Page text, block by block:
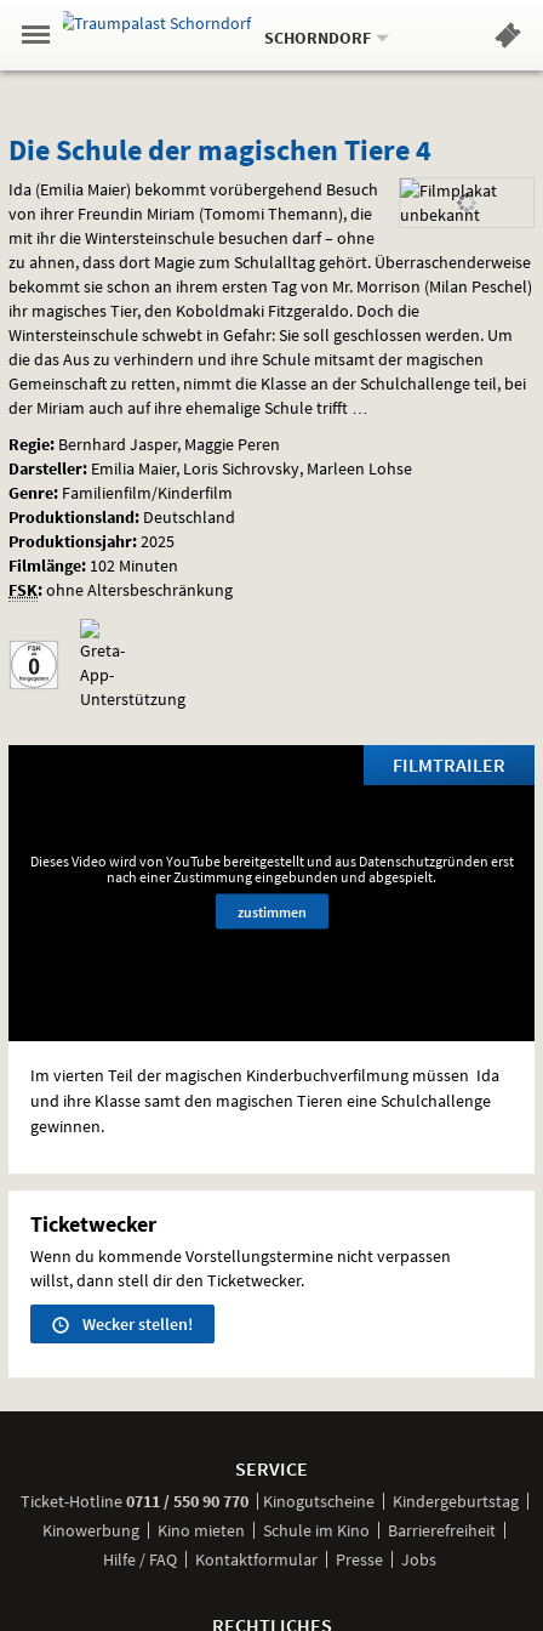
Springe
zum
,zum
.
Navigation
Gehe
zur
Standortauswahl
Standort:
SCHORNDORF.
Hinweis
Die
Schule
der
magischen
Tiere
4
Die Schule der magischen Tiere 4
Ida (Emilia Maier) bekommt vorübergehend Besuch
von ihrer Freundin Miriam (Tomomi Themann), die
mit ihr die Wintersteinschule besuchen darf – ohne
zu ahnen, dass dort Magie zum Schulalltag gehört. Überraschenderweise
bekommt sie schon an ihrem ersten Tag von Mr. Morrison (Milan Peschel)
ihr magisches Tier, den Koboldmaki Fitzgeraldo. Doch die
Wintersteinschule schwebt in Gefahr: Sie soll geschlossen werden. Um
die das Aus zu verhindern und ihre Schule mitsamt der magischen
Gemeinschaft zu retten, nimmt die Klasse an der Schulchallenge teil, bei
der Miriam auch auf ihre ehemalige Schule trifft …
Regie: Bernhard Jasper, Maggie Peren
Darsteller: Emilia Maier, Loris Sichrovsky, Marleen Lohse
Genre: Familienfilm/Kinderfilm
Produktionsland: Deutschland
Produktionsjahr:2025
Filmlänge: 102 Minuten
FSK:ohne Altersbeschränkung
FILMTRAILER
Dieses Video wird von YouTube bereitgestellt und aus Datenschutzgründen erst
nach einer Zustimmung eingebunden und abgespielt.
zustimmen
Im vierten Teil der magischen Kinderbuchverfilmung müssen Ida
und ihre Klasse samt den magischen Tieren eine Schulchallenge
gewinnen.
Ticketwecker
Wenn du kommende Vorstellungstermine nicht verpassen
willst, dann stell dir den Ticketwecker.
Wecker stellen!
SERVICE
Ticket-Hotline0711 / 550 90 770anrufen
Kinogutscheine
Kindergeburtstag
Kinowerbung
Kino mieten Schule im Kino
Barrierefreiheit
Hilfe / FAQ
Kontaktformular Presse Jobs
RECHTLICHES